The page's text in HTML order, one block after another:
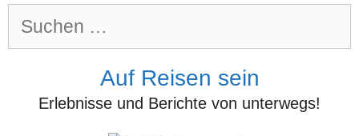
Zum
Inhalt
Suchen
Auf Reisen sein
Erlebnisse und Berichte von unterwegs!